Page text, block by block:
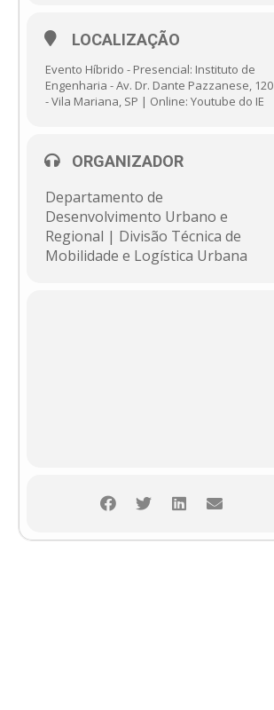
LOCALIZAÇÃO
Evento Híbrido - Presencial: Instituto de
Engenharia - Av. Dr. Dante Pazzanese, 120
- Vila Mariana, SP | Online: Youtube do IE
ORGANIZADOR
Departamento de
Desenvolvimento Urbano e
Regional | Divisão Técnica de
Mobilidade e Logística Urbana